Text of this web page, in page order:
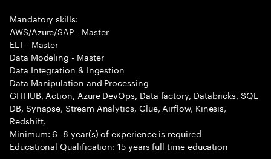
Mandatory skills:
AWS/Azure/SAP - Master
ELT - Master
Data Modeling - Master
Data Integration & Ingestion
Data Manipulation and Processing
GITHUB, Action, Azure DevOps, Data factory, Databricks, SQL
DB, Synapse, Stream Analytics, Glue, Airflow, Kinesis,
Redshift,
Minimum: 6- 8 year(s) of experience is required
Educational Qualification: 15 years full time education